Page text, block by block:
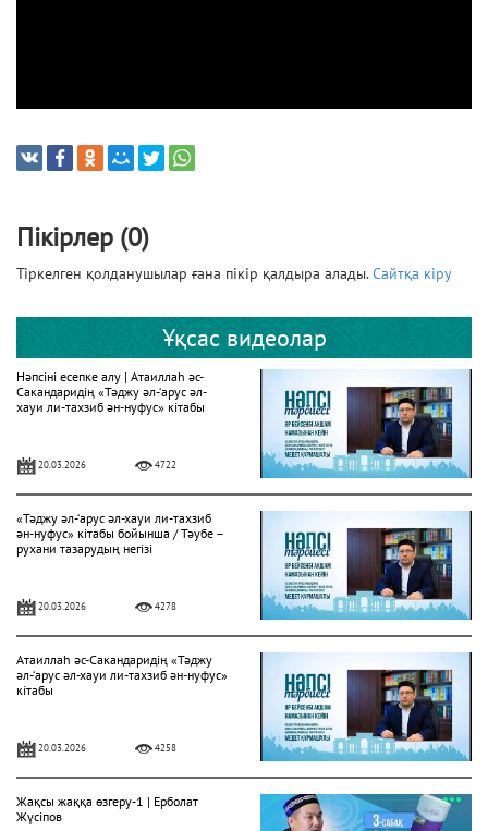
Пікірлер (0)
Тіркелген қолданушылар ғана пікір қалдыра алады.Сайтқа кіру
Ұқсас видеолар
Нәпсіні есепке алу | Атаиллаһ әс-
Сакандаридің «Тәджу әл-‘арус әл-
хауи ли-тахзиб ән-нуфус» кітабы
20.03.2026 4722
«Тәджу әл-‘арус әл-хауи ли-тахзиб
ән-нуфус» кітабы бойынша / Тәубе –
рухани тазарудың негізі
20.03.2026 4278
Атаиллаһ әс-Сакандаридің «Тәджу
әл-‘арус әл-хауи ли-тахзиб ән-нуфус»
кітабы
20.03.2026 4258
Жақсы жаққа өзгеру-1 | Ерболат
Жүсіпов